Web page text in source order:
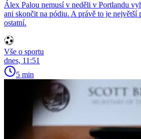
Álex Palou nemusí v neděli v Portlandu
ani skončit na pódiu. A právě to je největší
ostatní.
Vše o sportu
dnes, 11:51
5 min